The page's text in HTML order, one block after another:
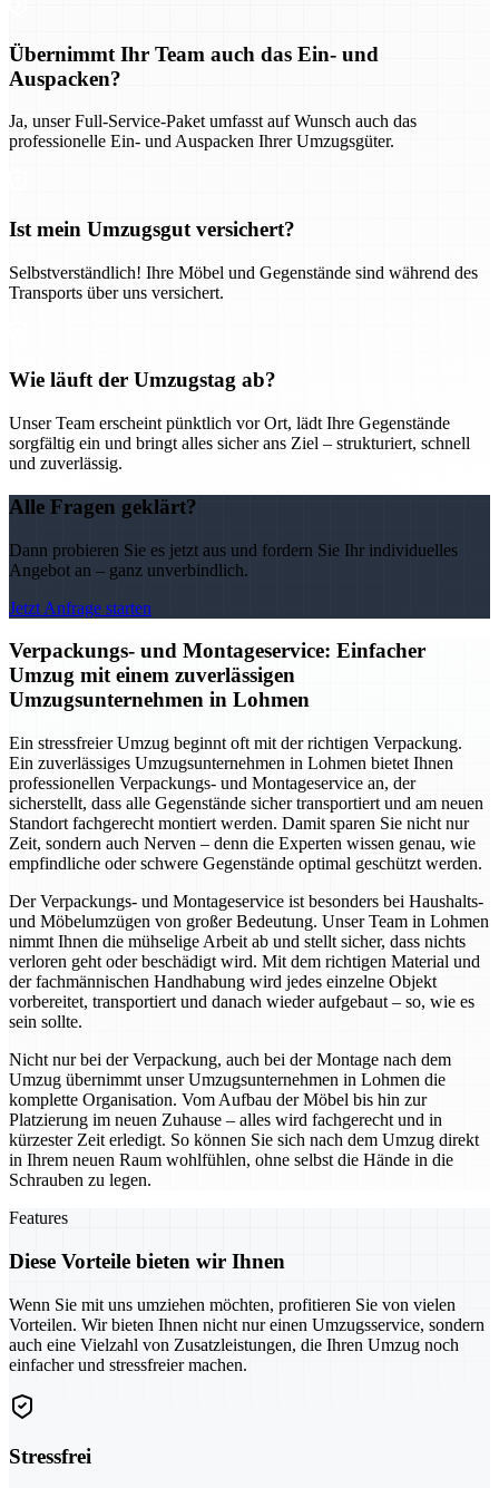
Übernimmt Ihr Team auch das Ein- und
Auspacken?
Ja, unser Full-Service-Paket umfasst auf Wunsch auch das
professionelle Ein- und Auspacken Ihrer Umzugsgüter.
Ist mein Umzugsgut versichert?
Selbstverständlich! Ihre Möbel und Gegenstände sind während des
Transports über uns versichert.
Wie läuft der Umzugstag ab?
Unser Team erscheint pünktlich vor Ort, lädt Ihre Gegenstände
sorgfältig ein und bringt alles sicher ans Ziel – strukturiert, schnell
und zuverlässig.
Alle Fragen geklärt?
Dann probieren Sie es jetzt aus und fordern Sie Ihr individuelles
Angebot an – ganz unverbindlich.
Jetzt Anfrage starten
Verpackungs- und Montageservice: Einfacher
Umzug mit einem zuverlässigen
Umzugsunternehmen in Lohmen
Ein stressfreier Umzug beginnt oft mit der richtigen Verpackung.
Ein zuverlässiges Umzugsunternehmen in Lohmen bietet Ihnen
professionellen Verpackungs- und Montageservice an, der
sicherstellt, dass alle Gegenstände sicher transportiert und am neuen
Standort fachgerecht montiert werden. Damit sparen Sie nicht nur
Zeit, sondern auch Nerven – denn die Experten wissen genau, wie
empfindliche oder schwere Gegenstände optimal geschützt werden.
Der Verpackungs- und Montageservice ist besonders bei Haushalts-
und Möbelumzügen von großer Bedeutung. Unser Team in Lohmen
nimmt Ihnen die mühselige Arbeit ab und stellt sicher, dass nichts
verloren geht oder beschädigt wird. Mit dem richtigen Material und
der fachmännischen Handhabung wird jedes einzelne Objekt
vorbereitet, transportiert und danach wieder aufgebaut – so, wie es
sein sollte.
Nicht nur bei der Verpackung, auch bei der Montage nach dem
Umzug übernimmt unser Umzugsunternehmen in Lohmen die
komplette Organisation. Vom Aufbau der Möbel bis hin zur
Platzierung im neuen Zuhause – alles wird fachgerecht und in
kürzester Zeit erledigt. So können Sie sich nach dem Umzug direkt
in Ihrem neuen Raum wohlfühlen, ohne selbst die Hände in die
Schrauben zu legen.
Features
Diese Vorteile bieten wir Ihnen
Wenn Sie mit uns umziehen möchten, profitieren Sie von vielen
Vorteilen. Wir bieten Ihnen nicht nur einen Umzugsservice, sondern
auch eine Vielzahl von Zusatzleistungen, die Ihren Umzug noch
einfacher und stressfreier machen.
Stressfrei